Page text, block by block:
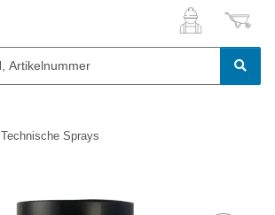
Technische Sprays